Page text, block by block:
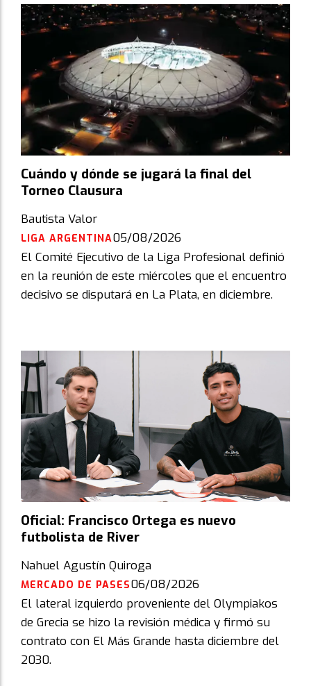
Cuándo y dónde se jugará la final del
Torneo Clausura
Bautista Valor
LIGA ARGENTINA05/08/2026
El Comité Ejecutivo de la Liga Profesional definió
en la reunión de este miércoles que el encuentro
decisivo se disputará en La Plata, en diciembre.
Oficial: Francisco Ortega es nuevo
futbolista de River
Nahuel Agustín Quiroga
MERCADO DE PASES06/08/2026
El lateral izquierdo proveniente del Olympiakos
de Grecia se hizo la revisión médica y firmó su
contrato con El Más Grande hasta diciembre del
2030.